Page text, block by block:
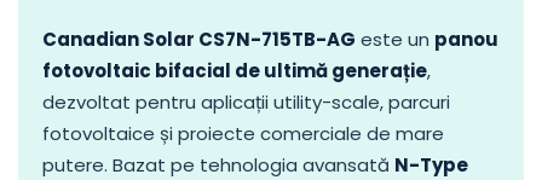
Canadian Solar CS7N-715TB-AG este un panou
fotovoltaic bifacial de ultimă generație,
dezvoltat pentru aplicații utility-scale, parcuri
fotovoltaice și proiecte comerciale de mare
putere. Bazat pe tehnologia avansată N-Type